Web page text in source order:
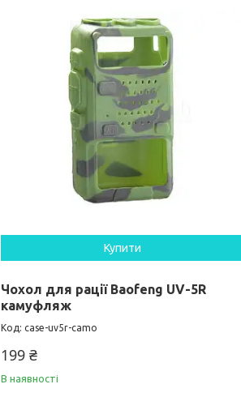
Купити
Чохол для рації Baofeng UV-5R
камуфляж
case-uv5r-camo
199 ₴
В наявності